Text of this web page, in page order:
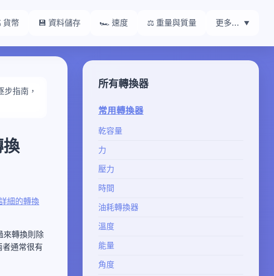
貨幣 💾 資料儲存 🏎️ 速度 ⚖️ 重量與質量 更多...
指南，
細的轉換
轉換則除
通常很有
所有轉換器
常用轉換器
乾容量
力
壓力
時間
油耗轉換器
溫度
能量
角度